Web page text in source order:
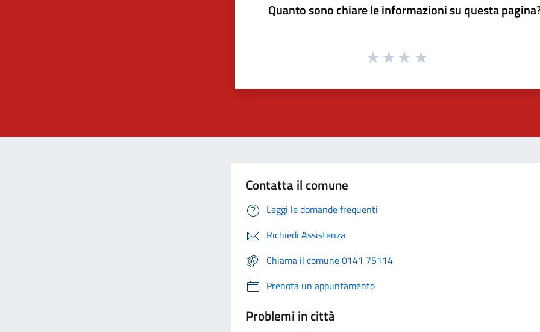
Quanto sono chiare le informazioni su questa
Contatta il comune
Leggi le domande frequenti
Richiedi Assistenza
Chiama il comune 0141 75114
Prenota un appuntamento
Problemi in città